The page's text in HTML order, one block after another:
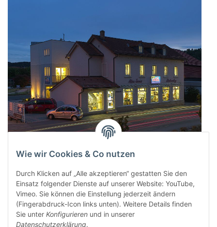
Wie wir Cookies & Co nutzen
Durch Klicken auf „Alle akzeptieren“ gestatten Sie den
Einsatz folgender Dienste auf unserer Website: YouTube,
Vimeo. Sie können die Einstellung jederzeit ändern
(Fingerabdruck-Icon links unten). Weitere Details finden
Sie unter Konfigurieren und in unserer
Datenschutzerklärung.